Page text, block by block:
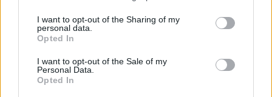
I want to opt-out of the Sharing of my
personal data.
Opted In
I want to opt-out of the Sale of my
Personal Data.
Opted In
Trill ut bollene med en gang (ca 40 stk) og legg dem på
bakepapirdekkede stekeplater. La dem heve lunt i 1
Stek bollene midt i ovnen ved 230°C i 7-10 minutter.